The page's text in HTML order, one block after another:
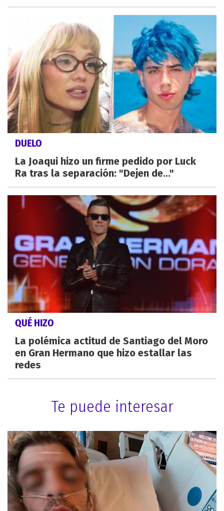
DUELO
La Joaqui hizo un firme pedido por Luck
Ra tras la separación: "Dejen de..."
QUÉ HIZO
La polémica actitud de Santiago del Moro
en Gran Hermano que hizo estallar las
redes
Te puede interesar